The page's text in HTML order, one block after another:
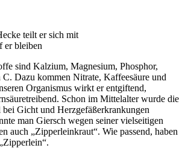
teilt er sich mit
er bleiben
sind Kalzium, Magnesium, Phosphor,
Dazu kommen Nitrate, Kaffeesäure und
Organismus wirkt er entgiftend,
Schon im Mittelalter wurde die
Gicht und Herzgefäßerkrankungen
man Giersch wegen seiner vielseitigen
auch „Zipperleinkraut“. Wie passend, haben